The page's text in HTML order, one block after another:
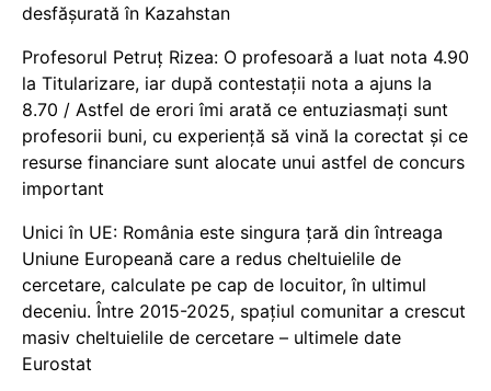
desfășurată în Kazahstan
Profesorul Petruț Rizea: O profesoară a luat nota 4.90
la Titularizare, iar după contestații nota a ajuns la
8.70 / Astfel de erori îmi arată ce entuziasmați sunt
profesorii buni, cu experiență să vină la corectat și ce
resurse financiare sunt alocate unui astfel de concurs
important
Unici în UE: România este singura țară din întreaga
Uniune Europeană care a redus cheltuielile de
cercetare, calculate pe cap de locuitor, în ultimul
deceniu. Între 2015-2025, spațiul comunitar a crescut
masiv cheltuielile de cercetare – ultimele date
Eurostat